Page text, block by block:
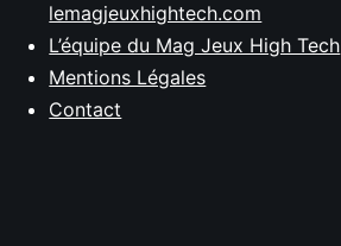
lemagjeuxhightech.com
L’équipe du Mag Jeux High Tech
Mentions Légales
Contact